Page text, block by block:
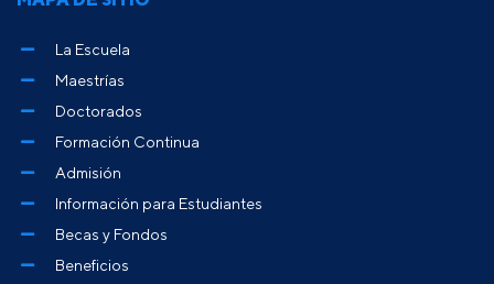
La Escuela
Maestrías
Doctorados
Formación Continua
Admisión
Información para Estudiantes
Becas y Fondos
Beneficios